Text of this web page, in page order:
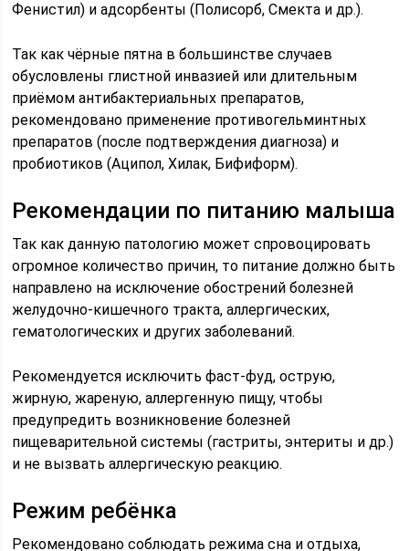
Фенистил) и адсорбенты (Полисорб, Смекта и др.).
Так как чёрные пятна в большинстве случаев
обусловлены глистной инвазией или длительным
приёмом антибактериальных препаратов,
рекомендовано применение противогельминтных
препаратов (после подтверждения диагноза) и
пробиотиков (Аципол, Хилак, Бифиформ).
Рекомендации по питанию малыша
Так как данную патологию может спровоцировать
огромное количество причин, то питание должно быть
направлено на исключение обострений болезней
желудочно-кишечного тракта, аллергических,
гематологических и других заболеваний.
Рекомендуется исключить фаст-фуд, острую,
жирную, жареную, аллергенную пищу, чтобы
предупредить возникновение болезней
пищеварительной системы (гастриты, энтериты и др.)
и не вызвать аллергическую реакцию.
Режим ребёнка
Рекомендовано соблюдать режима сна и отдыха,